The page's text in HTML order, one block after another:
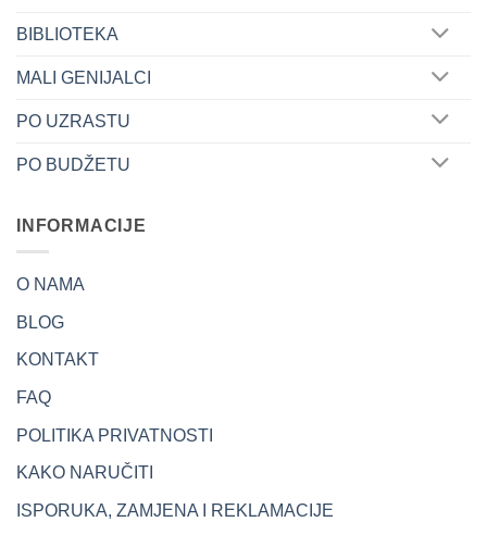
BIBLIOTEKA
MALI GENIJALCI
PO UZRASTU
PO BUDŽETU
INFORMACIJE
O NAMA
BLOG
KONTAKT
FAQ
POLITIKA PRIVATNOSTI
KAKO NARUČITI
ISPORUKA, ZAMJENA I REKLAMACIJE